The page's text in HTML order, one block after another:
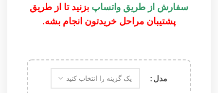
سفارش از طریق واتساپ بزنید تا از طریق
پشتیبان مراحل خریدتون انجام بشه.
مدل